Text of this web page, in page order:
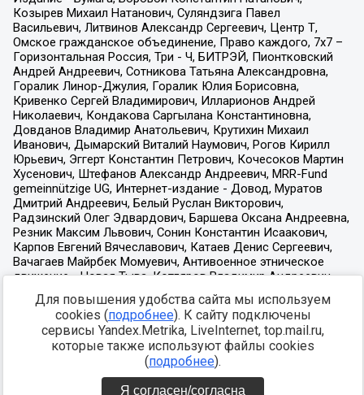
Для повышения удобства сайта мы используем
cookies (подробнее). К сайту подключены
сервисы Yandex.Metrika, LiveInternet, top.mail.ru,
которые также используют файлы cookies
(подробнее).
Я согласен/согласна